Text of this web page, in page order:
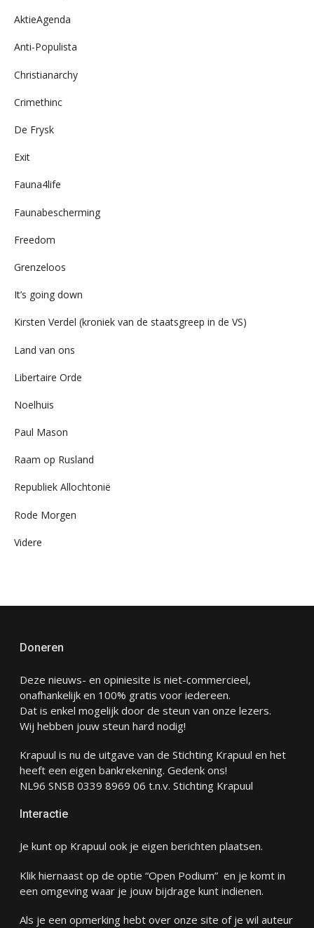
AktieAgenda
Anti-Populista
Christianarchy
Crimethinc
De Frysk
Exit
Fauna4life
Faunabescherming
Freedom
Grenzeloos
It’s going down
Kirsten Verdel (kroniek van de staatsgreep in de VS)
Land van ons
Libertaire Orde
Noelhuis
Paul Mason
Raam op Rusland
Republiek Allochtonië
Rode Morgen
Videre
Doneren
Deze nieuws- en opiniesite is niet-commercieel,
onafhankelijk en 100% gratis voor iedereen.
Dat is enkel mogelijk door de steun van onze lezers.
Wij hebben jouw steun hard nodig!
Krapuul is nu de uitgave van de Stichting Krapuul en het
heeft een eigen bankrekening. Gedenk ons!
NL96 SNSB 0339 8969 06 t.n.v. Stichting Krapuul
Interactie
Je kunt op Krapuul ook je eigen berichten plaatsen.
Klik hiernaast op de optie “Open Podium” en je komt in
een omgeving waar je jouw bijdrage kunt indienen.
Als je een opmerking hebt over onze site of je wil auteur